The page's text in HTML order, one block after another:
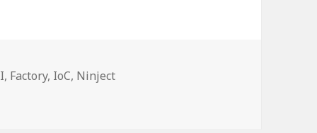
, Factory, IoC, Ninject